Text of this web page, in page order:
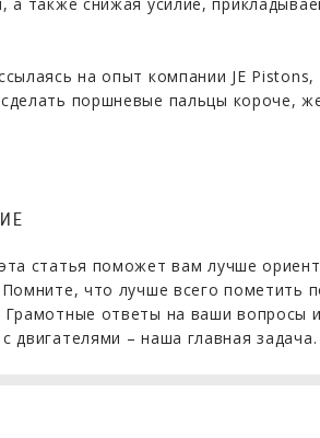
на опыт компании JE
поршневые пальцы короче,
статья поможет вам лучше
Помните, что лучше всего пометить
Грамотные ответы на ваши вопросы
двигателями – наша главная задача.